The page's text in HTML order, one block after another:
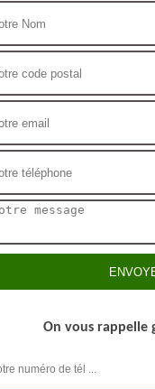
On vous rappelle